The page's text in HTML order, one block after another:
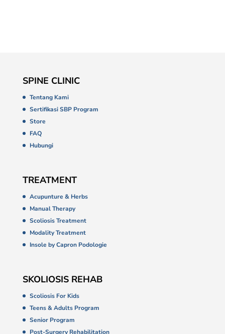
SPINE CLINIC
Tentang Kami
Sertifikasi SBP Program
Store
FAQ
Hubungi
TREATMENT
Acupunture & Herbs
Manual Therapy
Scoliosis Treatment
Modality Treatment
Insole by Capron Podologie
SKOLIOSIS REHAB
Scoliosis For Kids
Teens & Adults Program
Senior Program
Post-Surgery Rehabilitation